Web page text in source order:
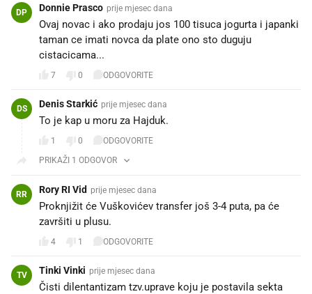
DP Donnie Prasco prije mjesec dana
Ovaj novac i ako prodaju jos 100 tisuca jogurta i japanki
taman ce imati novca da plate ono sto duguju
cistacicama...
7 0 ODGOVORITE
DS Denis Starkić prije mjesec dana
To je kap u moru za Hajduk.
1 0
ODGOVORITE
PRIKAŽI 1 ODGOVOR
RR Rory RI Vid prije mjesec dana
Proknjižit će Vuškovićev transfer još 3-4 puta, pa će
završiti u plusu. 🤣
4 1 ODGOVORITE
TV Tinki Vinki prije mjesec dana
Čisti dilentantizam tzv.uprave koju je postavila sekta